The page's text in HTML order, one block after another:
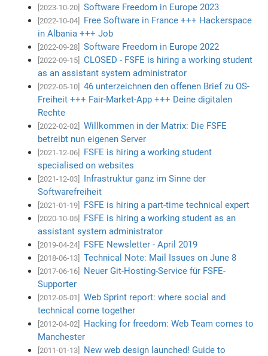
[2023-10-20] Software Freedom in Europe 2023
[2022-10-04]
Free Software in France +++ Hackerspace
in Albania +++ Job
[2022-09-28] Software Freedom in Europe 2022
[2022-09-15]
CLOSED - FSFE is hiring a working student
as an assistant system administrator
[2022-05-10]
46 unterzeichnen den offenen Brief zu OS-
Freiheit +++ Fair-Market-App +++ Deine digitalen
Rechte
[2022-02-02]
Willkommen in der Matrix: Die FSFE
betreibt nun eigenen Server
[2021-12-06]
FSFE is hiring a working student
specialised on websites
[2021-12-03]
Infrastruktur ganz im Sinne der
Softwarefreiheit
[2021-01-19] FSFE is hiring a part-time technical expert
[2020-10-05]
FSFE is hiring a working student as an
assistant system administrator
[2019-04-24] FSFE Newsletter - April 2019
[2018-06-13] Technical Note: Mail Issues on June 8
[2017-06-16]
Neuer Git-Hosting-Service für FSFE-
Supporter
[2012-05-01]
Web Sprint report: where social and
technical come together
[2012-04-02]
Hacking for freedom: Web Team comes to
Manchester
[2011-01-13]
New web design launched! Guide to